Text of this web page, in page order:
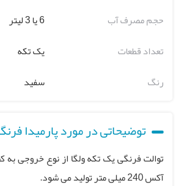
حجم مصرف آب
6 یا 3 لیتر
تعداد قطعات
یک تکه
رنگ
سفید
توضیحاتی در مورد پارمیدا
توالت فرنگی یک تکه ولگا از نوع خروجی
آکس 240 میلی متر تولید می شود
.